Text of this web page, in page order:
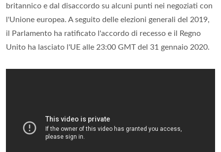
britannico e dal disaccordo su alcuni punti nei negoziati con
l'Unione europea. A seguito delle elezioni generali del 2019,
il Parlamento ha ratificato l'accordo di recesso e il Regno
Unito ha lasciato l'UE alle 23:00 GMT del 31 gennaio 2020.